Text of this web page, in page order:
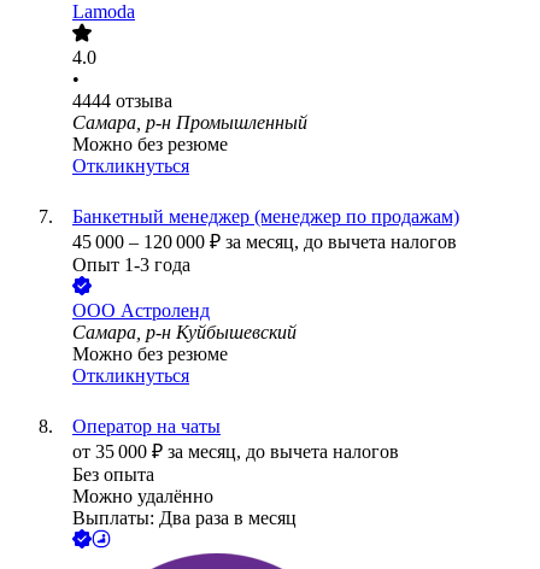
Lamoda
4.0
•
4444 отзыва
Самара, р-н Промышленный
Можно без резюме
Откликнуться
Банкетный менеджер (менеджер по продажам)
45 000 – 120 000 ₽ за месяц, до вычета налогов
Опыт 1-3 года
ООО Астроленд
Самара, р-н Куйбышевский
Можно без резюме
Откликнуться
Оператор на чаты
от 35 000 ₽ за месяц, до вычета налогов
Без опыта
Можно удалённо
Выплаты: Два раза в месяц